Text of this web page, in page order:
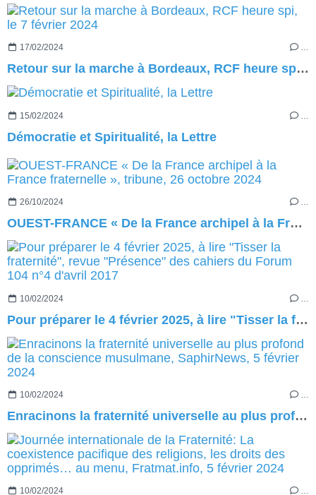
17/02/2024 …
Retour sur la marche à Bordeaux, RCF heure spi, le 7 février 2024
15/02/2024
Démocratie et Spiritualité, la Lettre
26/10/2024 …
OUEST-FRANCE « De la France archipel à la France fraternelle », tribune, 26 octobre 2024
10/02/2024
Pour préparer le 4 février 2025, à lire "Tisser la fraternité", revue "Présence" des cahiers du Forum 104 n°4 d'avril 2017
10/02/2024 …
Enracinons la fraternité universelle au plus profond de la conscience musulmane, SaphirNews, 5 février 2024
10/02/2024 …